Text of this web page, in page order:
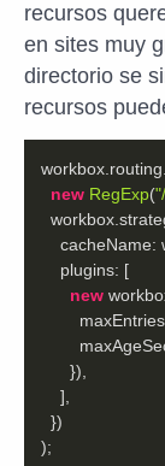
recursos
en sites muy
directorio se
recursos
new RegExp(
cacheName
plugins
new
maxEntries
);